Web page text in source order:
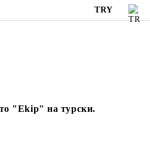
TRY
"Ekip" на турски.